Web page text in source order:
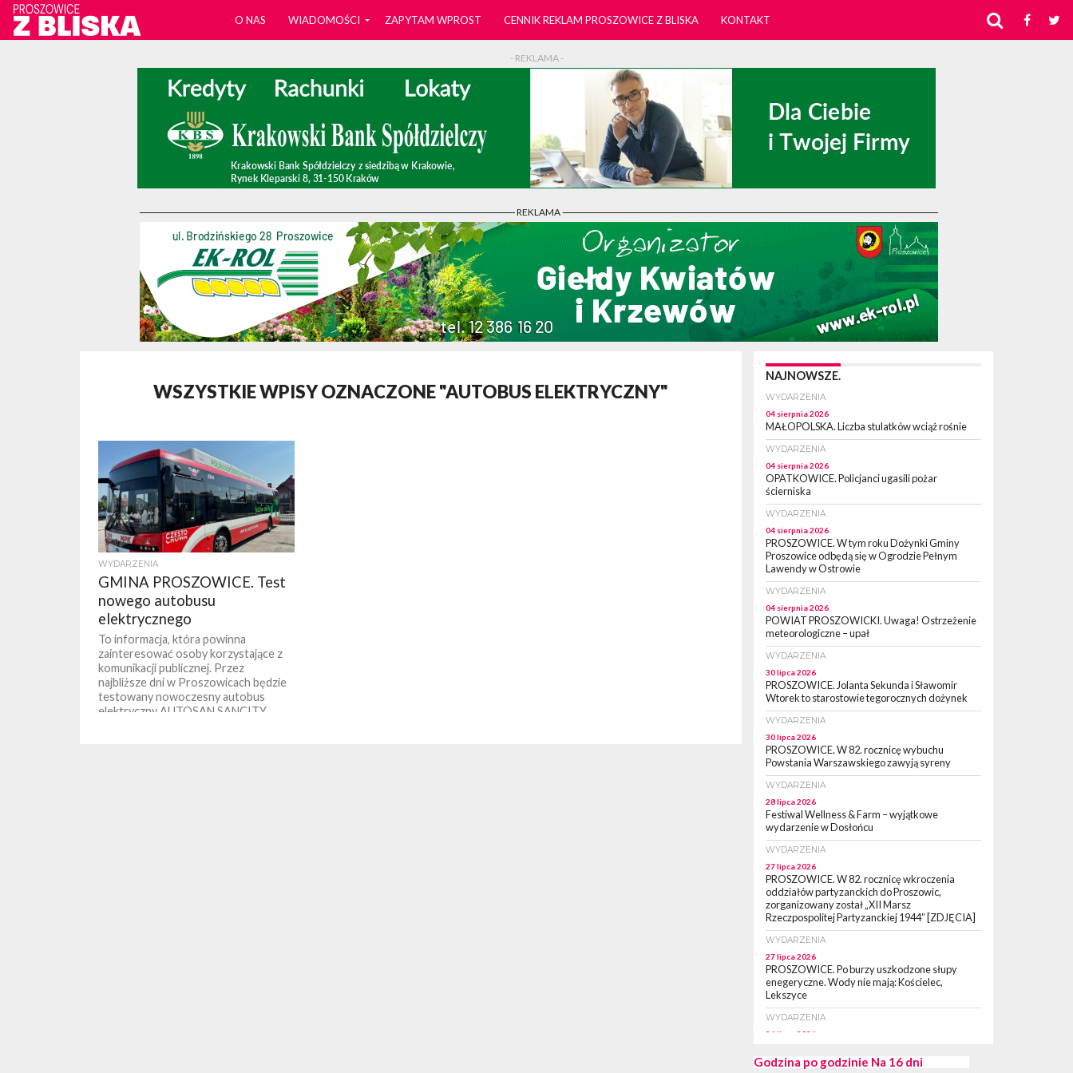
O NAS WIADOMOŚCI ZAPYTAM WPROST CENNIK REKLAM PROSZOWICE Z BLISKA KONTAKT
- REKLAMA -
- REKLAMA -
WSZYSTKIE WPISY OZNACZONE "AUTOBUS ELEKTRYCZNY"
WYDARZENIA
GMINA PROSZOWICE. Test
nowego autobusu
elektrycznego
To informacja, która powinna
zainteresować osoby korzystające z
komunikacji publicznej. Przez
najbliższe dni w Proszowicach będzie
testowany nowoczesny autobus
elektryczny AUTOSAN SANCITY...
NAJNOWSZE.
WYDARZENIA
04 sierpnia 2026
MAŁOPOLSKA. Liczba stulatków wciąż rośnie
WYDARZENIA
04 sierpnia 2026
OPATKOWICE. Policjanci ugasili pożar
ścierniska
WYDARZENIA
04 sierpnia 2026
PROSZOWICE. W tym roku Dożynki Gminy
Proszowice odbędą się w Ogrodzie Pełnym
Lawendy w Ostrowie
WYDARZENIA
04 sierpnia 2026
POWIAT PROSZOWICKI. Uwaga! Ostrzeżenie
meteorologiczne – upał
WYDARZENIA
30 lipca 2026
PROSZOWICE. Jolanta Sekunda i Sławomir
Wtorek to starostowie tegorocznych dożynek
WYDARZENIA
30 lipca 2026
PROSZOWICE. W 82. rocznicę wybuchu
Powstania Warszawskiego zawyją syreny
WYDARZENIA
28 lipca 2026
Festiwal Wellness & Farm – wyjątkowe
wydarzenie w Dosłońcu
WYDARZENIA
27 lipca 2026
PROSZOWICE. W 82. rocznicę wkroczenia
oddziałów partyzanckich do Proszowic,
zorganizowany został „XII Marsz
Rzeczpospolitej Partyzanckiej 1944” [ZDJĘCIA]
WYDARZENIA
27 lipca 2026
PROSZOWICE. Po burzy uszkodzone słupy
enegeryczne. Wody nie mają: Kościelec,
Lekszyce
WYDARZENIA
24 lipca 2026
się w gronie 27 miast, które zyskają dostęp do
Godzina po godzinie Na 16 dni